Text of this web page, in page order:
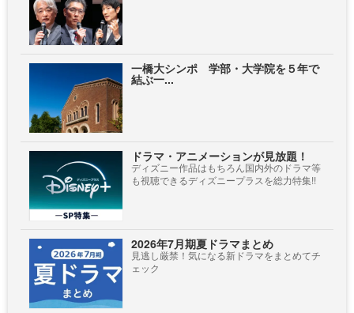
一橋大シンポ 学部・大学院を５年で
結ぶ一...
ドラマ・アニメーションが見放題！
ディズニー作品はもちろん国内外のドラマ等
も視聴できるディズニープラスを総力特集!!
2026年7月期夏ドラマまとめ
見逃し厳禁！気になる新ドラマをまとめてチ
ェック